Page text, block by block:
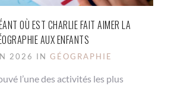
OÙ EST CHARLIE FAIT AIMER LA
AUX ENFANTS
2026 IN GÉOGRAPHIE
l’une des activités les plus